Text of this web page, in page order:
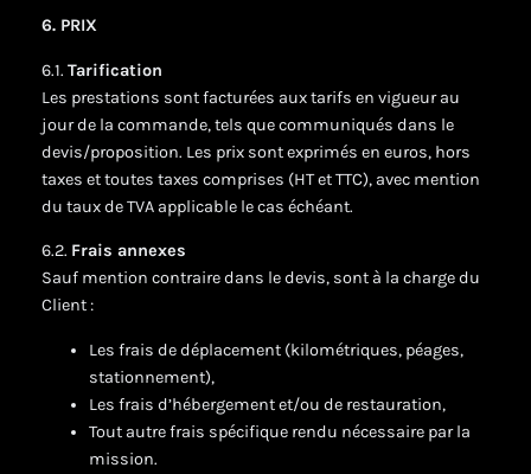
6. PRIX
6.1. Tarification
Les prestations sont facturées aux tarifs en vigueur au
jour de la commande, tels que communiqués dans le
devis/proposition. Les prix sont exprimés en euros, hors
taxes et toutes taxes comprises (HT et TTC), avec mention
du taux de TVA applicable le cas échéant.
6.2. Frais annexes
Sauf mention contraire dans le devis, sont à la charge du
Client :
Les frais de déplacement (kilométriques, péages,
stationnement),
Les frais d’hébergement et/ou de restauration,
Tout autre frais spécifique rendu nécessaire par la
mission.